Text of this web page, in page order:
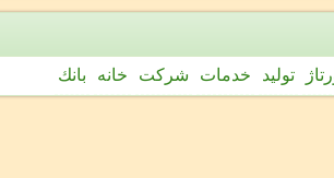
تولید خدمات شركت خانه بانك